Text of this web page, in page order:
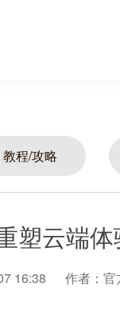
教程/攻略
塑云端
16:38 作者：官